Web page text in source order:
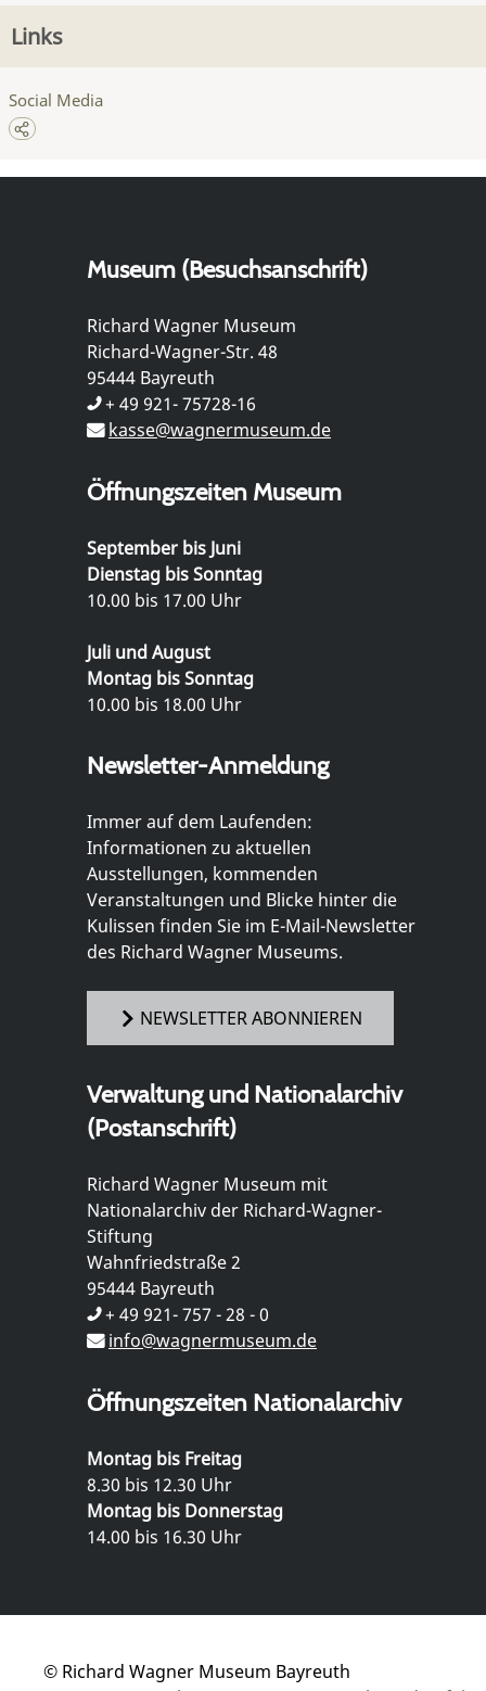
Links
Social Media
Museum (Besuchsanschrift)
Richard Wagner Museum
Richard-Wagner-Str. 48
95444 Bayreuth
+ 49 921- 75728-16
kasse@wagnermuseum.de
Öffnungszeiten Museum
September bis Juni
Dienstag bis Sonntag
10.00 bis 17.00 Uhr
Juli und August
Montag bis Sonntag
10.00 bis 18.00 Uhr
Newsletter-Anmeldung
Immer auf dem Laufenden:
Informationen zu aktuellen
Ausstellungen, kommenden
Veranstaltungen und Blicke hinter die
Kulissen finden Sie im E-Mail-Newsletter
des Richard Wagner Museums.
NEWSLETTER ABONNIEREN
Verwaltung und Nationalarchiv
(Postanschrift)
Richard Wagner Museum mit
Nationalarchiv der Richard-Wagner-
Stiftung
Wahnfriedstraße 2
95444 Bayreuth
+ 49 921- 757 - 28 - 0
info@wagnermuseum.de
Öffnungszeiten Nationalarchiv
Montag bis Freitag
8.30 bis 12.30 Uhr
Montag bis Donnerstag
14.00 bis 16.30 Uhr
© Richard Wagner Museum Bayreuth